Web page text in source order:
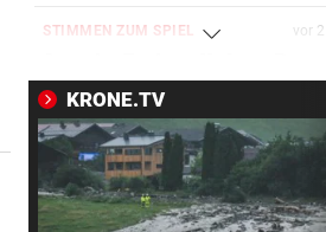
STIMMEN ZUM SPIEL vor
uns besser!“
KUNDENDATEN BETROFFEN vor 3
Cyberangriff auf Wiener
Schmuckhändler Frey Wille
KRONE.TV